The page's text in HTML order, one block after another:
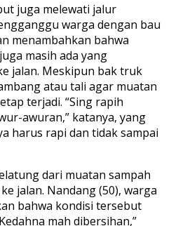
juga melewati jalur
warga dengan bau
menambahkan bahwa
masih ada yang
jalan. Meskipun bak truk
atau tali agar muatan
terjadi. “Sing rapih
awuran,” katanya, yang
harus rapi dan tidak sampai
dari muatan sampah
jalan. Nandang (50), warga
bahwa kondisi tersebut
mah dibersihan,”